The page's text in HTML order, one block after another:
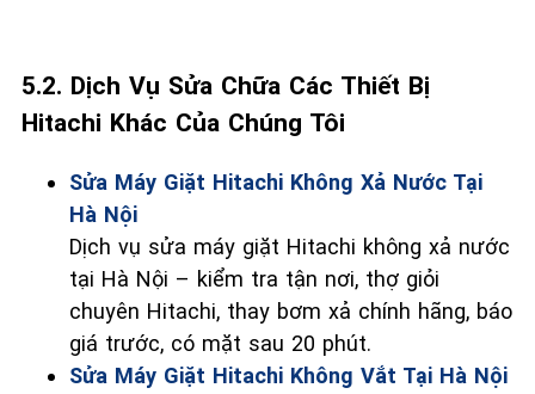
5.2. Dịch Vụ Sửa Chữa Các Thiết Bị
Hitachi Khác Của Chúng Tôi
Sửa Máy Giặt Hitachi Không Xả Nước Tại
Hà Nội
Dịch vụ sửa máy giặt Hitachi không xả nước
tại Hà Nội – kiểm tra tận nơi, thợ giỏi
chuyên Hitachi, thay bơm xả chính hãng, báo
giá trước, có mặt sau 20 phút.
Sửa Máy Giặt Hitachi Không Vắt Tại Hà Nội